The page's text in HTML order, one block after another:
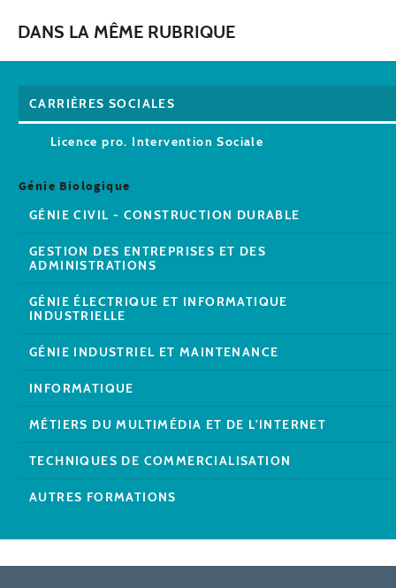
DANS LA MÊME RUBRIQUE
CARRIÈRES SOCIALES
Licence pro. Intervention Sociale
Génie Biologique
GÉNIE CIVIL - CONSTRUCTION DURABLE
GESTION DES ENTREPRISES ET DES
ADMINISTRATIONS
GÉNIE ÉLECTRIQUE ET INFORMATIQUE
INDUSTRIELLE
GÉNIE INDUSTRIEL ET MAINTENANCE
INFORMATIQUE
MÉTIERS DU MULTIMÉDIA ET DE L'INTERNET
TECHNIQUES DE COMMERCIALISATION
AUTRES FORMATIONS